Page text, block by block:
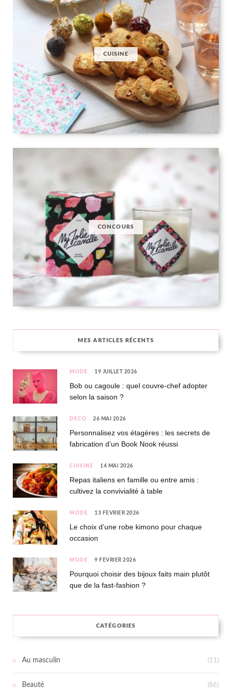
CUISINE
CONCOURS
MES ARTICLES RÉCENTS
MODE 19 JUILLET 2026
Bob ou cagoule : quel couvre-chef adopter
selon la saison ?
DÉCO 26 MAI 2026
Personnalisez vos étagères : les secrets de
fabrication d’un Book Nook réussi
CUISINE 14 MAI 2026
Repas italiens en famille ou entre amis :
cultivez la convivialité à table
MODE 13 FÉVRIER 2026
Le choix d’une robe kimono pour chaque
occasion
MODE 9 FÉVRIER 2026
Pourquoi choisir des bijoux faits main plutôt
que de la fast-fashion ?
CATÉGORIES
Au masculin (11)
Beauté (86)